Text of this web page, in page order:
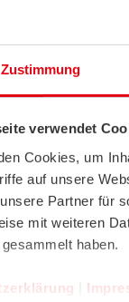
Zustimmung
verwendet
Cookies, um
auf unsere
Partner für
mit weiteren
haben.